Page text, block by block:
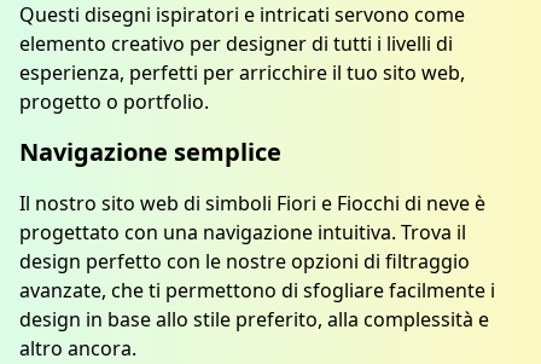
Questi disegni ispiratori e intricati servono come
elemento creativo per designer di tutti i livelli di
esperienza, perfetti per arricchire il tuo sito web,
progetto o portfolio.
Navigazione semplice
Il nostro sito web di simboli Fiori e Fiocchi di neve è
progettato con una navigazione intuitiva. Trova il
design perfetto con le nostre opzioni di filtraggio
avanzate, che ti permettono di sfogliare facilmente i
design in base allo stile preferito, alla complessità e
altro ancora.